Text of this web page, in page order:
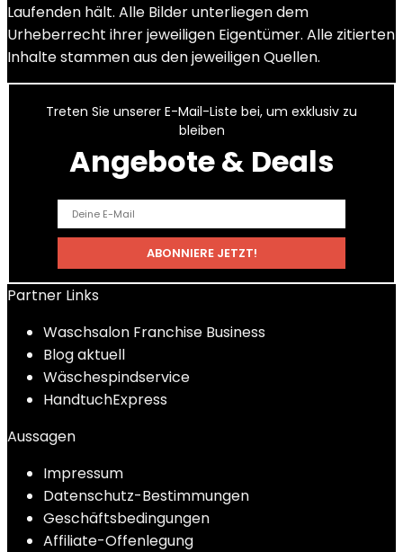
Laufenden hält. Alle Bilder unterliegen dem
Urheberrecht ihrer jeweiligen Eigentümer. Alle zitierten
Inhalte stammen aus den jeweiligen Quellen.
Treten Sie unserer E-Mail-Liste bei, um exklusiv zu
bleiben
Angebote & Deals
Partner Links
Waschsalon Franchise Business
Blog aktuell
Wäschespindservice
HandtuchExpress
Aussagen
Impressum
Datenschutz-Bestimmungen
Geschäftsbedingungen
Affiliate-Offenlegung